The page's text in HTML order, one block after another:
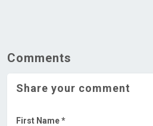
Comments
Share your comment
First Name *